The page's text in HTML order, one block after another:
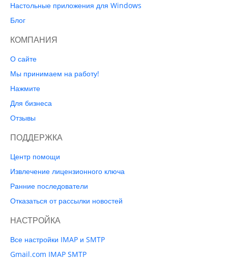
Настольные приложения для Windows
Блог
КОМПАНИЯ
О сайте
Мы принимаем на работу!
Нажмите
Для бизнеса
Отзывы
ПОДДЕРЖКА
Центр помощи
Извлечение лицензионного ключа
Ранние последователи
Отказаться от рассылки новостей
НАСТРОЙКА
Все настройки IMAP и SMTP
Gmail.com IMAP SMTP